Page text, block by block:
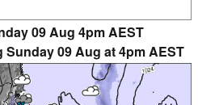
09 Aug 4pm AEST
09 Aug at 4pm AEST